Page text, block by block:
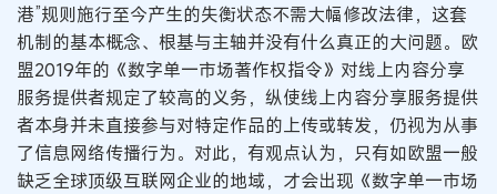
港”规则施行至今产生的失衡状态不需大幅修改法律，这套
机制的基本概念、根基与主轴并没有什么真正的大问题。欧
盟2019年的《数字单一市场著作权指令》对线上内容分享
服务提供者规定了较高的义务，纵使线上内容分享服务提供
者本身并未直接参与对特定作品的上传或转发，仍视为从事
了信息网络传播行为。对此，有观点认为，只有如欧盟一般
缺乏全球顶级互联网企业的地域，才会出现《数字单一市场